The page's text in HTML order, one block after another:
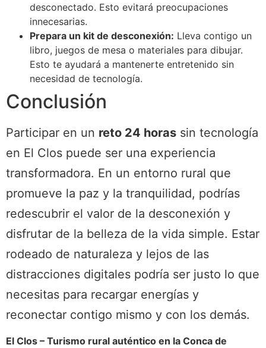
desconectado. Esto evitará preocupaciones
innecesarias.
Prepara un kit de desconexión: Lleva contigo un
libro, juegos de mesa o materiales para dibujar.
Esto te ayudará a mantenerte entretenido sin
necesidad de tecnología.
Conclusión
Participar en un reto 24 horas sin tecnología
en El Clos puede ser una experiencia
transformadora. En un entorno rural que
promueve la paz y la tranquilidad, podrías
redescubrir el valor de la desconexión y
disfrutar de la belleza de la vida simple. Estar
rodeado de naturaleza y lejos de las
distracciones digitales podría ser justo lo que
necesitas para recargar energías y
reconectar contigo mismo y con los demás.
El Clos – Turismo rural auténtico en la Conca de